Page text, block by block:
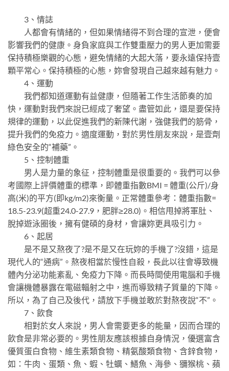
3、情誌
人都會有情緒的，但如果情緒得不到合理的宣泄，便會
影響我們的健康。身負家庭與工作雙重壓力的男人更加需要
保持積極樂觀的心態，避免情緒的大起大落，要永遠保持壹
顆平常心。保持積極的心態，妳會發現自己越來越有魅力。
4、運動
我們都知道運動有益健康，但隨著工作生活節奏的加
快，運動對我們來說已經成了奢望。盡管如此，還是要保持
規律的運動，以此促進我們的新陳代謝，強健我們的筋骨，
提升我們的免疫力。適度運動，對於男性朋友來說，是壹劑
綠色安全的“補藥”。
5、控制體重
男人是力量的象征，控制體重是很重要的。我們可以參
考國際上評價體重的標準，即體重指數BMI = 體重(公斤)/身
高(米)的平方(即kg/m2)來衡量。正常體重參考：體重指數=
18.5-23.9(超重24.0-27.9，肥胖≥28.0)。相信甩掉將軍肚、
脫掉遊泳圈後，擁有健碩的身材，會讓妳更具吸引力。
6、起居
是不是又熬夜了?是不是又在玩妳的手機了?沒錯，這是
現代人的“通病”。熬夜相當於慢性自殺，長此以往會導致機
體內分泌功能紊亂、免疫力下降。而長時間使用電腦和手機
會讓機體暴露在電磁輻射之中，進而導致精子質量的下降。
所以，為了自己及後代，請放下手機並敢於對熬夜說“不”。
7、飲食
相對於女人來說，男人會需要更多的能量，因而合理的
飲食是非常必要的。男性朋友應該根據自身情況，優選富含
優質蛋白食物、維生素類食物、精氨酸類食物、含鋅食物，
如：牛肉、蛋類、魚、蝦、牡蠣、鱔魚、海參、獼猴桃、蘋